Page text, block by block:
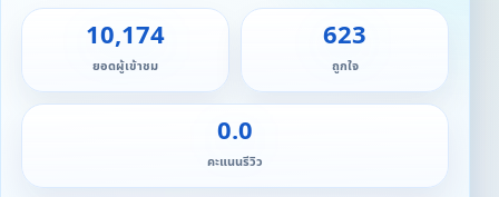
10,174
ยอดผู้เข้าชม
623
ถูกใจ
0.0
คะแนนรีวิว